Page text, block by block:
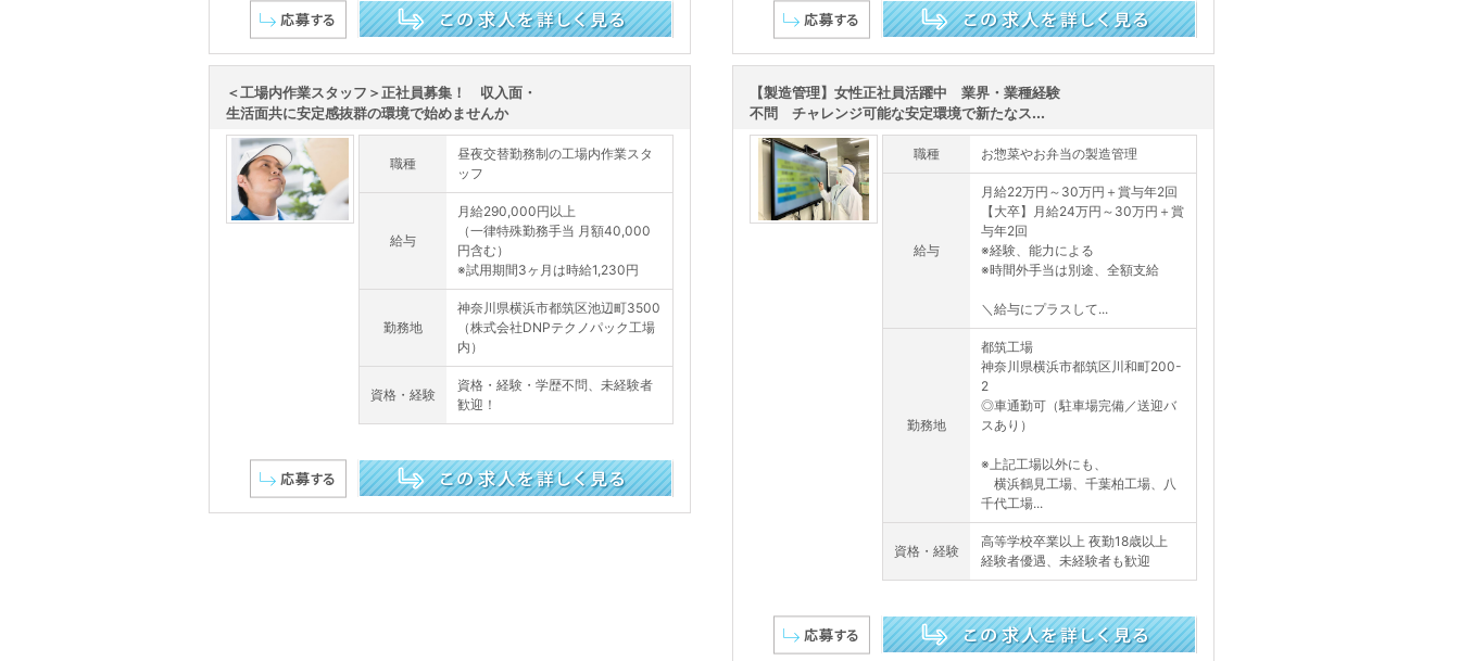
＜工場内作業スタッフ＞正社員募集！ 収入面・
生活面共に安定感抜群の環境で始めませんか
職種
昼夜交替勤務制の工場内作業スタ
ッフ
給与
月給290,000円以上
（一律特殊勤務手当 月額40,000
円含む）
※試用期間3ヶ月は時給1,230円
勤務地
神奈川県横浜市都筑区池辺町3500
（株式会社DNPテクノパック工場
内）
資格・経験
資格・経験・学歴不問、未経験者
歓迎！
【製造管理】女性正社員活躍中 業界・業種経験
不問 チャレンジ可能な安定環境で新たなス...
職種 お惣菜やお弁当の製造管理
給与
月給22万円～30万円＋賞与年2回
【大卒】月給24万円～30万円＋賞
与年2回
※経験、能力による
※時間外手当は別途、全額支給
＼給与にプラスして...
勤務地
都筑工場
神奈川県横浜市都筑区川和町200-
2
◎車通勤可（駐車場完備／送迎バ
スあり）
※上記工場以外にも、
横浜鶴見工場、千葉柏工場、八
千代工場...
資格・経験
高等学校卒業以上 夜勤18歳以上
経験者優遇、未経験者も歓迎